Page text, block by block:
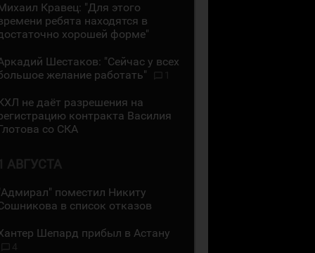
Кравец: "Для этого
ребята находятся в
хорошей форме"
Шестаков: "Сейчас у всех
желание работать"
не даёт разрешения на
контракта Василия
со СКА
АВГУСТА
поместил Никиту
в список отказов
Шепард прибыл в Астану
4